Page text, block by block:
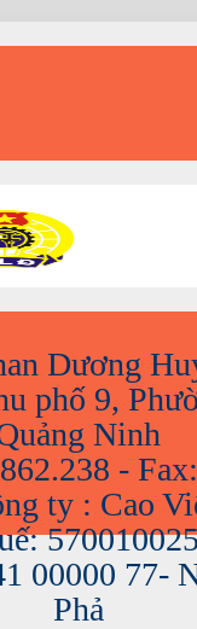
Dương
phố 9,
Ninh
-
ty : Cao
00000 77-
Phả